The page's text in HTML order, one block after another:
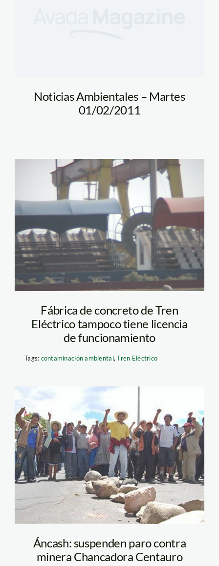
Noticias Ambientales – Martes
01/02/2011
videna2-spda
Fábrica de concreto de Tren
Eléctrico tampoco tiene licencia
de funcionamiento
Tags: contaminación ambiental,Tren Eléctrico
protesta_chancadora
Áncash: suspenden paro contra
minera Chancadora Centauro